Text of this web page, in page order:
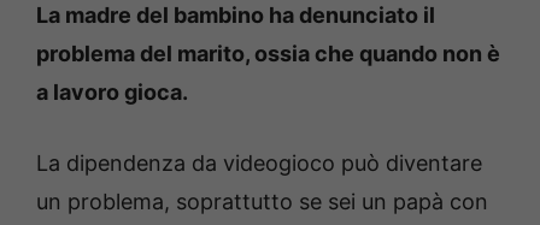
La madre del bambino ha denunciato il
problema del marito, ossia che quando non è
a lavoro gioca.
La dipendenza da videogioco può diventare
un problema, soprattutto se sei un papà con